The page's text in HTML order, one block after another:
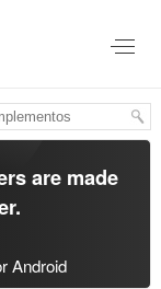
are made
.
Android